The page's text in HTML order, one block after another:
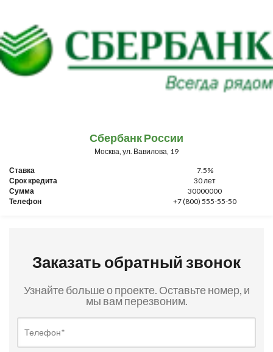
Сбербанк России
Москва, ул. Вавилова, 19
Ставка
7.5%
Срок кредита
30 лет
Сумма
30000000
Телефон
+7 (800) 555-55-50
Заказать обратный звонок
Узнайте больше о проекте. Оставьте номер, и
мы вам перезвоним.